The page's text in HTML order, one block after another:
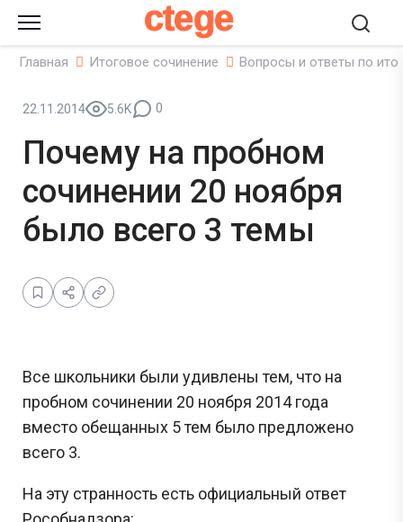
ctege
Главная Итоговое сочинение Вопросы и ответы по
22.11.2014 5.6K 0
Почему на пробном
сочинении 20 ноября
было всего 3 темы
Все школьники были удивлены тем, что на
пробном сочинении 20 ноября 2014 года
вместо обещанных 5 тем было предложено
всего 3.
На эту странность есть официальный ответ